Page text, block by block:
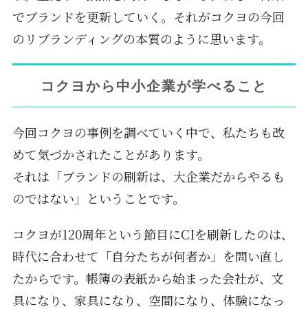
でブランドを更新していく。それがコクヨの今回
のリブランディングの本質のように思います。
コクヨから中小企業が学べること
今回コクヨの事例を調べていく中で、私たちも改
めて気づかされたことがあります。
それは「ブランドの刷新は、大企業だからやるも
のではない」ということです。
コクヨが120周年という節目にCIを刷新したのは、
時代に合わせて「自分たちが何者か」を問い直し
たからです。帳簿の表紙から始まった会社が、文
具になり、家具になり、空間になり、体験になっ